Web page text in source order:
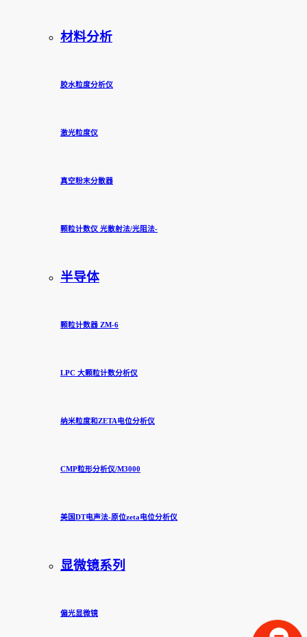
材料分析
胶水粒度分析仪
激光粒度仪
真空粉末分散器
颗粒计数仪 光散射法/光阻法-
半导体
颗粒计数器 ZM-6
LPC 大颗粒计数分析仪
纳米粒度和ZETA电位分析仪
CMP粒形分析仪/M3000
美国DT电声法-原位zeta电位分析仪
显微镜系列
偏光显微镜